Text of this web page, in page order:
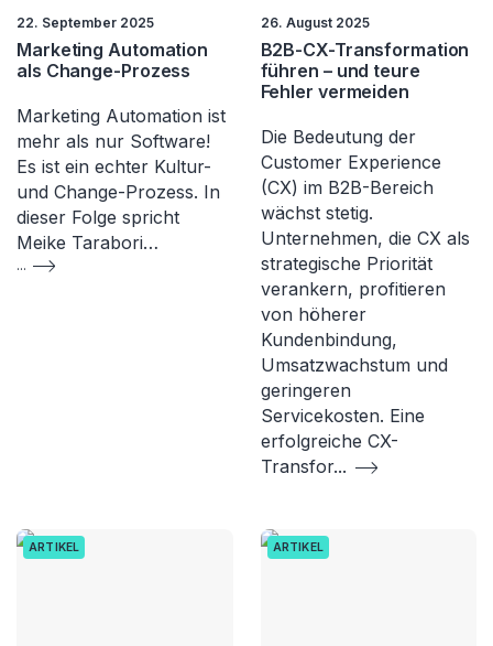
22. September 2025
Marketing Automation
als Change-Prozess
Marketing Automation ist
mehr als nur Software!
Es ist ein echter Kultur-
und Change-Prozess. In
dieser Folge spricht
Meike Tarabori…
...
26. August 2025
B2B-CX-Transformation
führen – und teure
Fehler vermeiden
Die Bedeutung der
Customer Experience
(CX) im B2B-Bereich
wächst stetig.
Unternehmen, die CX als
strategische Priorität
verankern, profitieren
von höherer
Kundenbindung,
Umsatzwachstum und
geringeren
Servicekosten. Eine
erfolgreiche CX-
Transfor...
ARTIKEL ARTIKEL